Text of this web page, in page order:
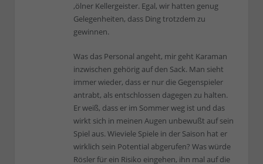
‚ölner Kellergeister. Egal, wir hatten genug
Gelegenheiten, dass Ding trotzdem zu
gewinnen.
Was das Personal angeht, mir geht Karaman
inzwischen gehörig auf den Sack. Man sieht
immer wieder, dass er nur die Gegenspieler
antrabt, als entschlossen dagegen zu halten.
Er weiß, dass er im Sommer weg ist und das
wirkt sich in meinen Augen unbewußt auf sein
Spiel aus. Wieviele Spiele in der Saison hat er
wirklich sein Potential abgerufen? Was würde
Rösler für ein Risiko eingehen, ihn mal auf die